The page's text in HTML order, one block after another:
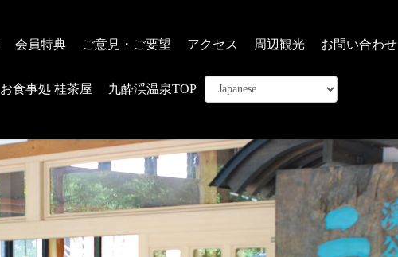
会員特典 ご意見・ご要望 アクセス 周辺観光 お問い合わせ
お食事処 桂茶屋 九酔渓温泉TOP